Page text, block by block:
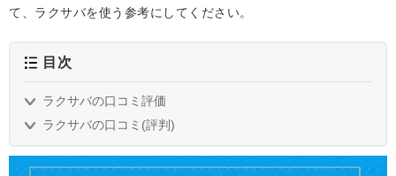
て、ラクサバを使う参考にしてください。
目次
ラクサバの口コミ評価
ラクサバの口コミ(評判)